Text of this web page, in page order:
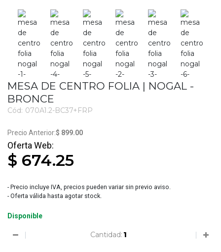
MESA DE CENTRO FOLIA | NOGAL -
BRONCE
Cód: 070A1.2-BC37+FRP
$ 899.00
$ 674.25
- Precio incluye IVA, precios pueden variar sin previo aviso.
- Oferta válida hasta agotar stock.
Disponible
Cantidad: